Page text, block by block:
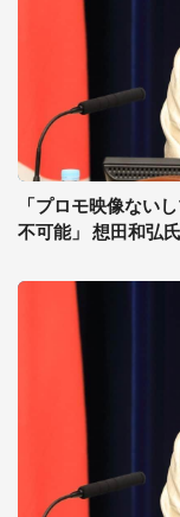
「プロモ映像ない
不可能」 想田和弘